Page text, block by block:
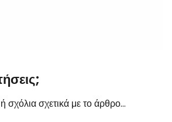
σχόλια σχετικά με το άρθρο...